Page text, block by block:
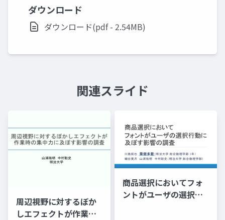
ダウンロード
ダウンロード(pdf - 2.54MB)
関連スライド
周辺視野に対するぼか
しエフェクトが作業時
商品選択においてフォ
ントがユーザの選択行